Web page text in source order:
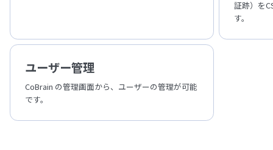
証跡）を
す。
ユーザー管理
CoBrain の管理画面から、ユーザーの管理が可能
です。